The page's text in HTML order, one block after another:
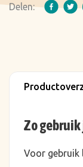
Delen:
Zo
Voor gebruik